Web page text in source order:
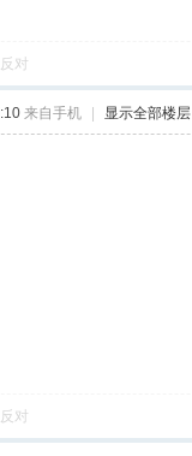
反对
来自手机 显示全部楼层
反对